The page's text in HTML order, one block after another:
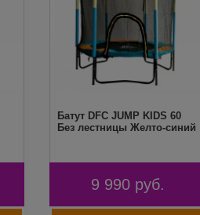
Батут DFC JUMP KIDS 60
Без лестницы Желто-синий
9 990 руб.